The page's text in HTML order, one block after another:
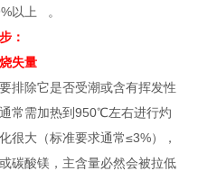
以上 。
：
失量
排除它是否受潮或含有挥发性
常需加热到950℃左右进行灼
很大（标准要求通常≤3%），
碳酸镁，主含量必然会被拉低